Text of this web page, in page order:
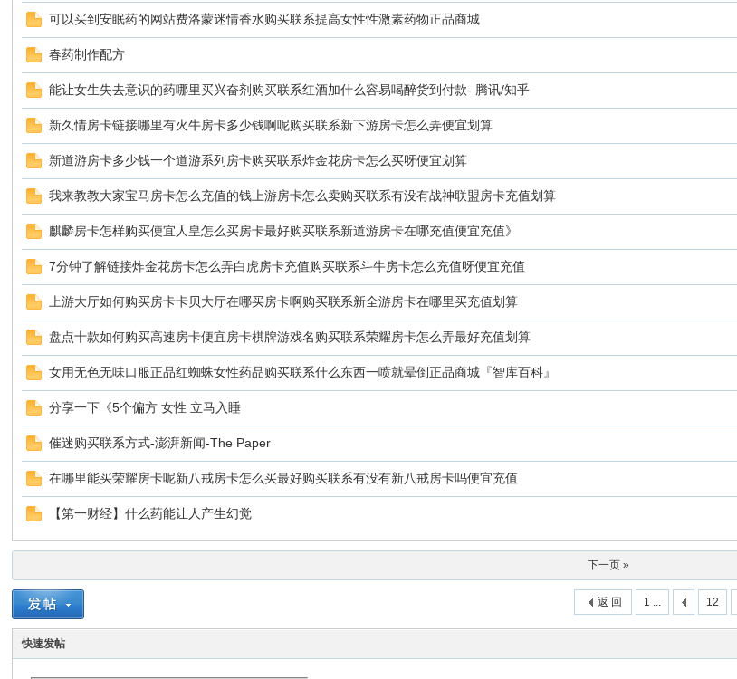
可以买到安眠药的网站费洛蒙迷情香水购买联系提高女性性激素药物正品商城
春药制作配方
能让女生失去意识的药哪里买兴奋剂购买联系红酒加什么容易喝醉货到付款- 腾讯/知乎
新久情房卡链接哪里有火牛房卡多少钱啊呢购买联系新下游房卡怎么弄便宜划算
新道游房卡多少钱一个道游系列房卡购买联系炸金花房卡怎么买呀便宜划算
我来教教大家宝马房卡怎么充值的钱上游房卡怎么卖购买联系有没有战神联盟房卡充值划算
麒麟房卡怎样购买便宜人皇怎么买房卡最好购买联系新道游房卡在哪充值便宜充值》
7分钟了解链接炸金花房卡怎么弄白虎房卡充值购买联系斗牛房卡怎么充值呀便宜充值
上游大厅如何购买房卡卡贝大厅在哪买房卡啊购买联系新全游房卡在哪里买充值划算
盘点十款如何购买高速房卡便宜房卡棋牌游戏名购买联系荣耀房卡怎么弄最好充值划算
女用无色无味口服正品红蜘蛛女性药品购买联系什么东西一喷就晕倒正品商城『智库百科』
分享一下《5个偏方 女性 立马入睡
催迷购买联系方式-澎湃新闻-The Paper
在哪里能买荣耀房卡呢新八戒房卡怎么买最好购买联系有没有新八戒房卡吗便宜充值
【第一财经】什么药能让人产生幻觉
下一页 »
1 ... 12
返 回
快速发帖